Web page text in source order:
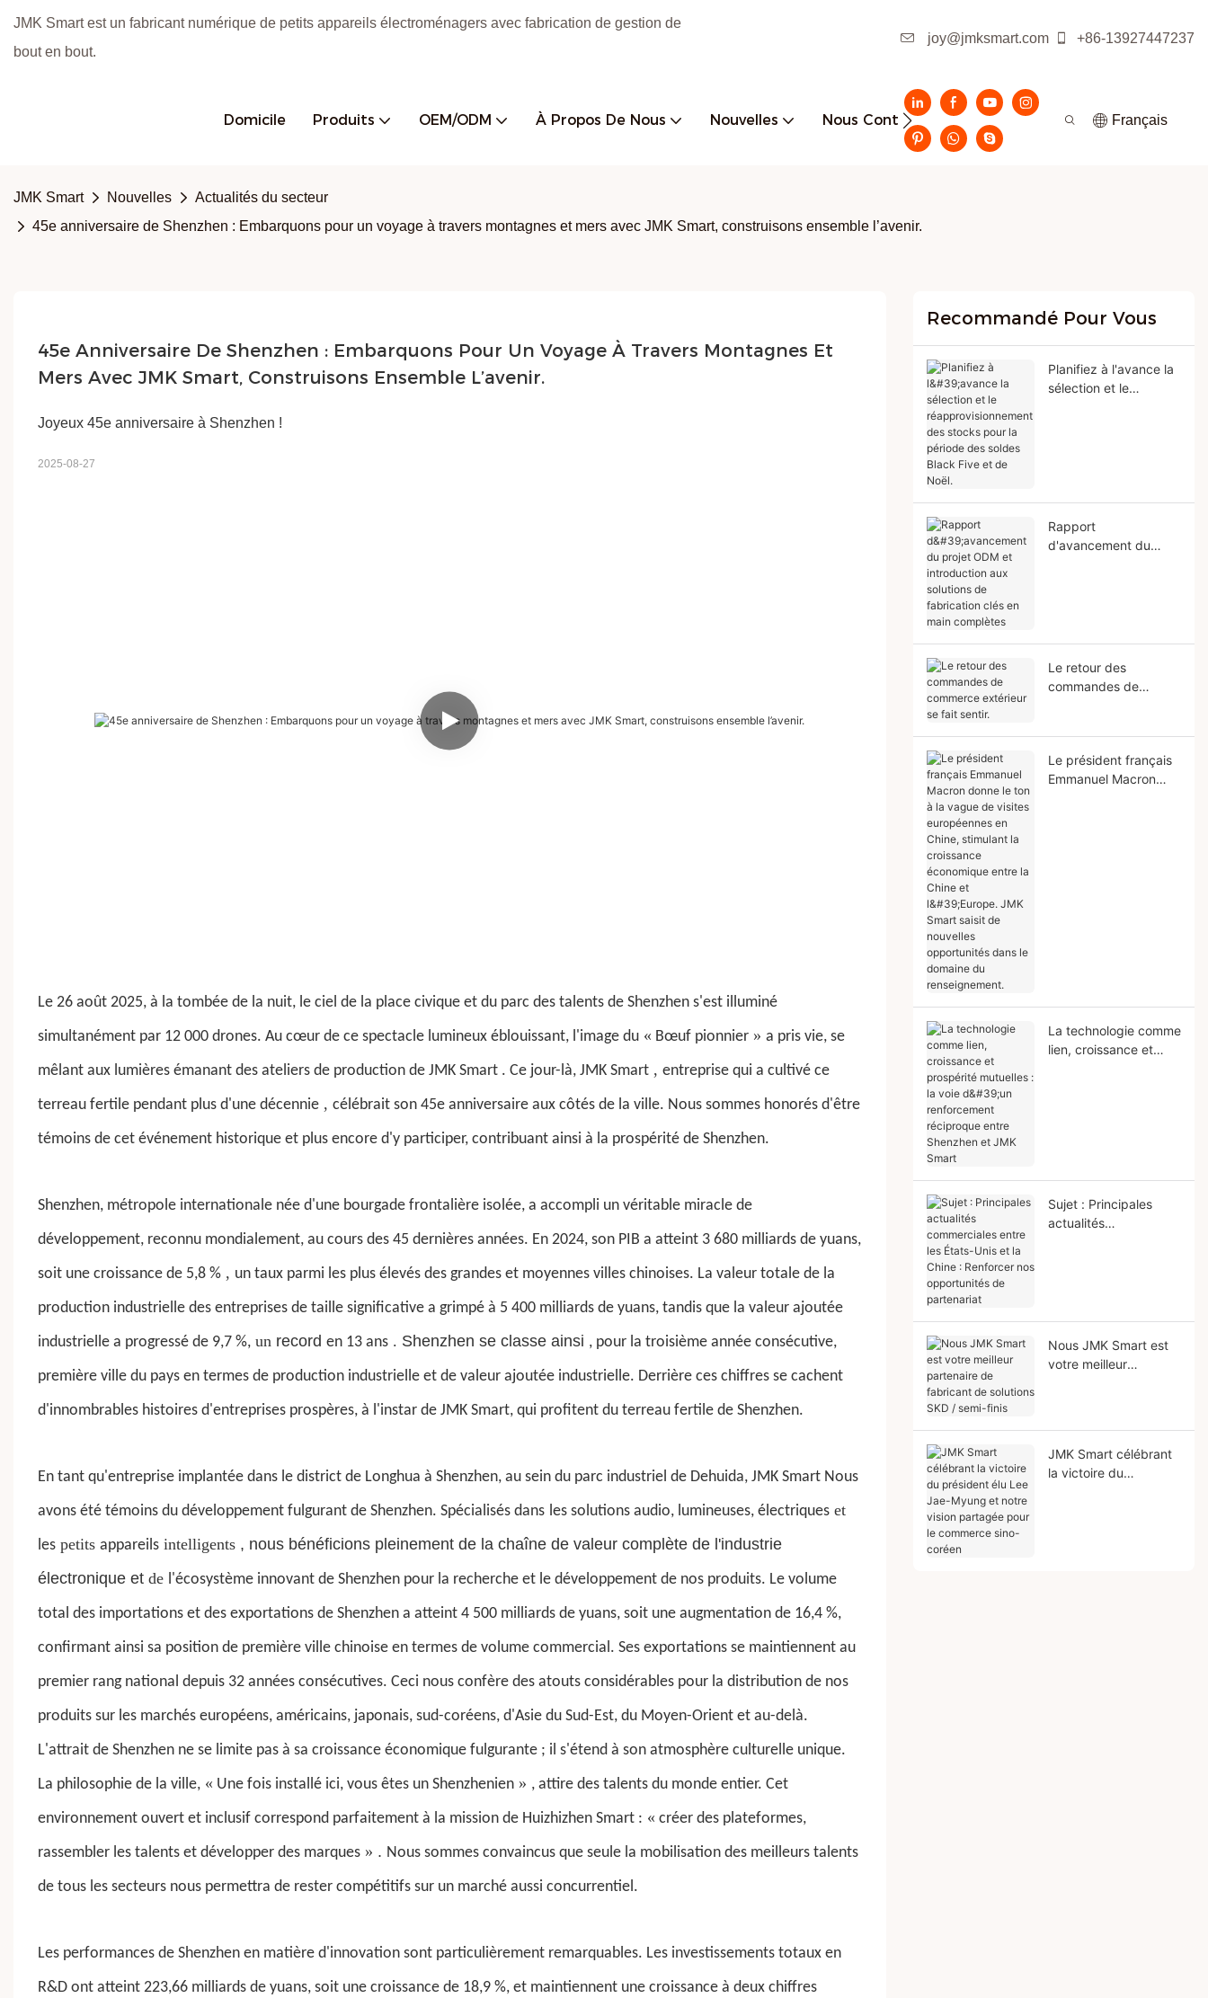
JMK Smart est un fabricant numérique de petits appareils électroménagers avec fabrication de gestion de
bout en bout.
joy@jmksmart.com +86-13927447237
Domicile Produits OEM/ODM À Propos De Nous Nouvelles Nous Contacter Français
JMK Smart Nouvelles
Actualités du secteur
45e anniversaire de Shenzhen : Embarquons pour un voyage à travers montagnes et mers avec JMK Smart, construisons ensemble l’avenir.
45e Anniversaire De Shenzhen : Embarquons Pour Un Voyage À Travers Montagnes Et
Mers Avec JMK Smart, Construisons Ensemble L’avenir.
Joyeux 45e anniversaire à Shenzhen !
2025-08-27
Le 26 août 2025, à la tombée de la nuit, le ciel de la place civique et du parc des talents de Shenzhen s'est illuminé
simultanément par 12 000 drones. Au cœur de ce spectacle lumineux éblouissant, l'image du « Bœuf pionnier» a pris vie, se
mêlant aux lumières émanant des ateliers de production de JMK Smart. Ce jour-là, JMK Smart , entreprise qui a cultivé ce
terreau fertile pendant plus d'une décennie , célébrait son 45e anniversaire aux côtés de la ville. Nous sommes honorés d'être
témoins de cet événement historique et plus encore d'y participer, contribuant ainsi à la prospérité de Shenzhen.
Shenzhen, métropole internationale née d'une bourgade frontalière isolée, a accompli un véritable miracle de
développement, reconnu mondialement, au cours des 45 dernières années. En 2024, son PIB a atteint 3 680 milliards de yuans,
soit une croissance de 5,8 % , un taux parmi les plus élevés des grandes et moyennes villes chinoises. La valeur totale de la
production industrielle des entreprises de taille significative a grimpé à 5 400 milliards de yuans, tandis que la valeur ajoutée
industrielle a progressé de 9,7 %, unrecord en 13 ans . Shenzhen se classe ainsi , pour la troisième année consécutive,
première ville du pays en termes de production industrielle et de valeur ajoutée industrielle. Derrière ces chiffres se cachent
d'innombrables histoires d'entreprises prospères, à l'instar de JMK Smart,qui profitent du terreau fertile de Shenzhen.
En tant qu'entreprise implantée dans le district de Longhua à Shenzhen, au sein du parc industriel de Dehuida, JMK SmartNous
avons été témoins du développement fulgurant de Shenzhen. Spécialisés dans les solutions audio, lumineuses, électriques et
les petits appareils intelligents, nous bénéficions pleinement de la chaîne de valeur complète de l'industrie
électronique et de l'écosystème innovant de Shenzhen pour la recherche et le développement de nos produits. Le volume
total des importations et des exportations de Shenzhen a atteint 4 500 milliards de yuans, soit une augmentation de 16,4 %,
confirmant ainsi sa position de première ville chinoise en termes de volume commercial. Ses exportations se maintiennent au
premier rang national depuis 32 années consécutives. Ceci nous confère des atouts considérables pour la distribution de nos
produits sur les marchés européens, américains, japonais, sud-coréens, d'Asie du Sud-Est, du Moyen-Orient et au-delà.
L'attrait de Shenzhen ne se limite pas à sa croissance économique fulgurante ; il s'étend à son atmosphère culturelle unique.
La philosophie de la ville, « Une fois installé ici, vous êtes un Shenzhenien» , attire des talents du monde entier. Cet
environnement ouvert et inclusif correspond parfaitement à la mission de Huizhizhen Smart : « créer des plateformes,
rassembler les talents et développer des marques» . Nous sommes convaincus que seule la mobilisation des meilleurs talents
de tous les secteurs nous permettra de rester compétitifs sur un marché aussi concurrentiel.
Les performances de Shenzhen en matière d'innovation sont particulièrement remarquables. Les investissements totaux en
R&D ont atteint 223,66 milliards de yuans, soit une croissance de 18,9 %, et maintiennent une croissance à deux chiffres
Recommandé Pour Vous
Planifiez à l'avance la
sélection et le
Rapport
d'avancement du
Le retour des
commandes de
Le président français
Emmanuel Macron
La technologie comme
lien, croissance et
Sujet : Principales
actualités
Nous JMK Smart est
votre meilleur
JMK Smart célébrant
la victoire du